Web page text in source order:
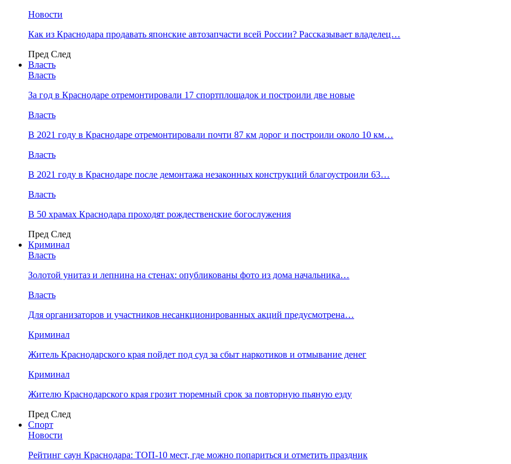
Новости
Как из Краснодара продавать японские автозапчасти всей России? Рассказывает владелец…
Пред След
Власть
Власть
За год в Краснодаре отремонтировали 17 спортплощадок и построили две новые
Власть
В 2021 году в Краснодаре отремонтировали почти 87 км дорог и построили около 10 км…
Власть
В 2021 году в Краснодаре после демонтажа незаконных конструкций благоустроили 63…
Власть
В 50 храмах Краснодара проходят рождественские богослужения
Пред След
Криминал
Власть
​Золотой унитаз и лепнина на стенах: опубликованы фото из дома начальника…
Власть
Для организаторов и участников несанкционированных акций предусмотрена…
Криминал
Житель Краснодарского края пойдет под суд за сбыт наркотиков и отмывание денег
Криминал
Жителю Краснодарского края грозит тюремный срок за повторную пьяную езду
Пред След
Спорт
Новости
Рейтинг саун Краснодара: ТОП-10 мест, где можно попариться и отметить праздник